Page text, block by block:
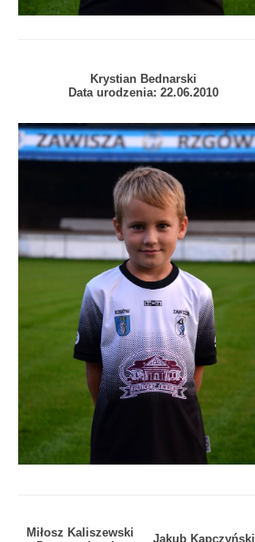
Krystian Bednarski
Data urodzenia: 22.06.2010
Miłosz Kaliszewski
Jakub Kapczyński